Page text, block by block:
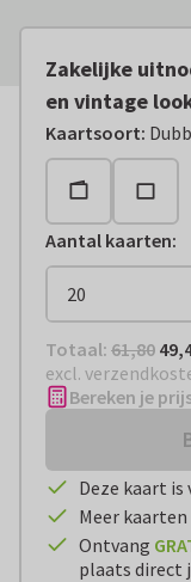
Zakelijke
en vintage
Kaartsoort:
Aantal kaarten:
Totaal: € 49,40
Totaal: 61,80
excl.
Bereken je
Deze kaart
Meer
Ontvang
plaats direct